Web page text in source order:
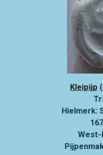
Kleipijp
Hielmerk:
West-